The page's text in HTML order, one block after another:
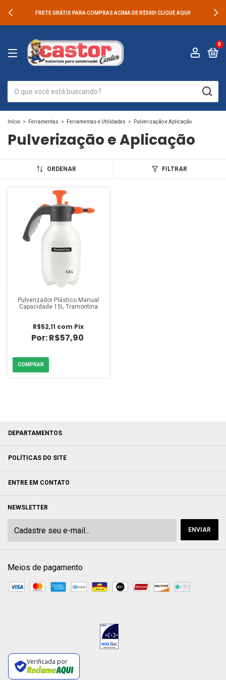
FRETE GRÁTIS PARA COMPRAS ACIMA DE R$500! CLIQUE AQUI!
0
Início > Ferramentas > Ferramentas e Utilidades > Pulverização e Aplicação
Pulverização e Aplicação
ORDENAR FILTRAR
Pulverizador Plástico Manual
Capacidade 15L Tramontina
R$57,90
R$52,11 com Pix
DEPARTAMENTOS
POLÍTICAS DO SITE
ENTRE EM CONTATO
NEWSLETTER
Meios de pagamento
Verificada por